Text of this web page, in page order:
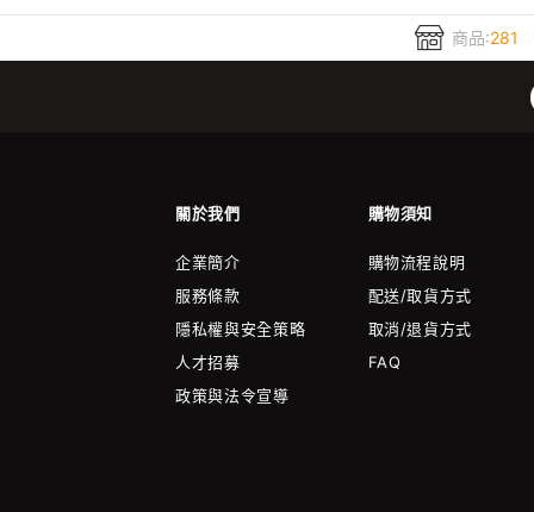
商品:281
關於我們 購物須知
企業簡介
服務條款
隱私權與安全策略
人才招募
政策與法令宣導
購物流程說明
配送/取貨方式
取消/退貨方式
FAQ